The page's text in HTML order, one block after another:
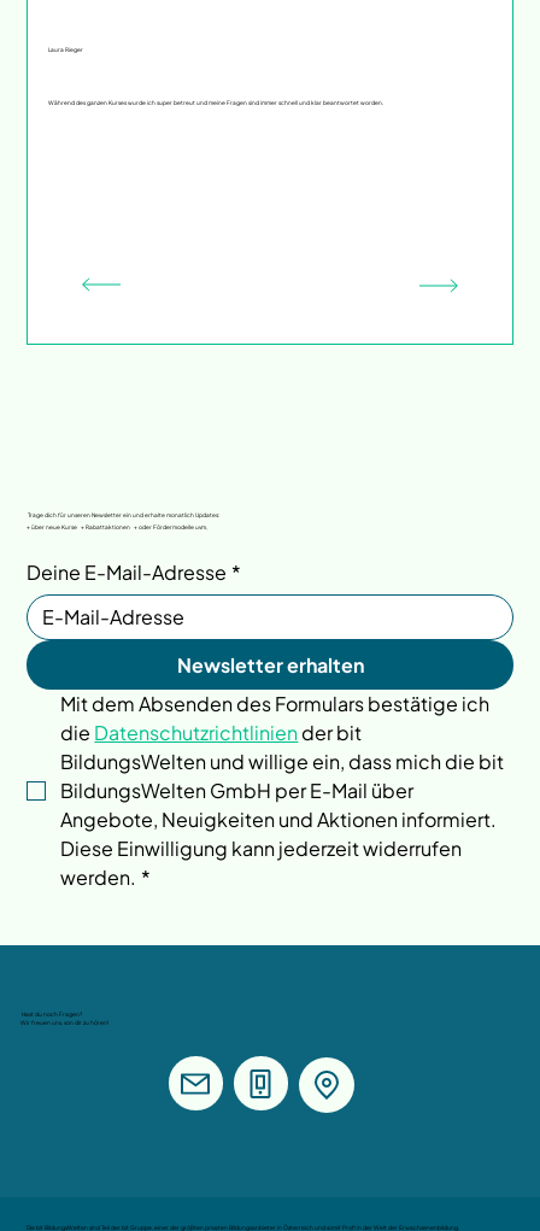
Trage dich für unseren Newsletter ein und erhalte monatlich Updates:
+ über neue Kurse + Rabattaktionen + oder Fördermodelle uvm,
Deine E-Mail-Adresse *
Newsletter erhalten
Mit dem Absenden des Formulars bestätige ich
die Datenschutzrichtlinien der bit
BildungsWelten und willige ein, dass mich die bit
BildungsWelten GmbH per E-Mail über
Angebote, Neuigkeiten und Aktionen informiert.
Diese Einwilligung kann jederzeit widerrufen
werden. *
Laura Rieger
​Während des ganzen Kurses wurde ich super betreut und meine Fragen sind immer schnell und klar beantwortet worden.
Hast du noch Fragen?
Wir freuen uns, von dir zu hören!
Die bit BildungsWelten sind Teil der bit Gruppe, einer der größten privaten Bildungsanbieter in Österreich und somit Profi in der Welt der Erwachsenenbildung.